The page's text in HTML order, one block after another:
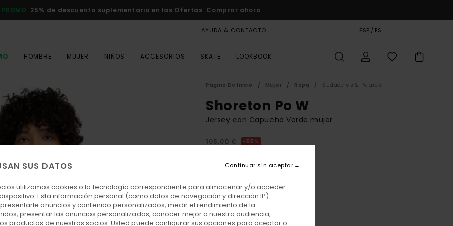
PROMO 25% de descuento suplementario en las Ofertas Comprar ahora
AYUDA & CONTACTO ESP / ES
HOMBRE MUJER NIÑOS ACCESORIOS SKATE LOOKBOOK
Página De Inicio Mujer Ropa Sudaderas & Polares
Shoreton Po W
Jersey con Capucha Verde mujer
105,00 € 55%
OFERTAS
DOBLE PROMO -25% EXTRA
ColorPine Green
SUS DATOS
utilizamos cookies o la tecnología correspondiente para almacenar y/o acceder
Esta información personal (como datos de navegación y dirección IP)
anuncios y contenido personalizados, medir el rendimiento de la
presentar las anuncios personalizados, conocer mejor a nuestra audiencia,
productos de nuestros socios. Usted puede configurar sus opciones para aceptar o
Continuar sin aceptar